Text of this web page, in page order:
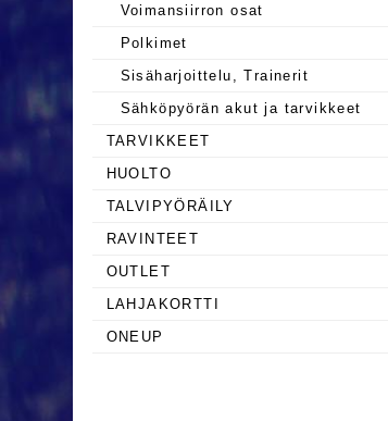
Voimansiirron osat
Polkimet
Sisäharjoittelu, Trainerit
Sähköpyörän akut ja tarvikkeet
TARVIKKEET
HUOLTO
TALVIPYÖRÄILY
RAVINTEET
OUTLET
LAHJAKORTTI
ONEUP